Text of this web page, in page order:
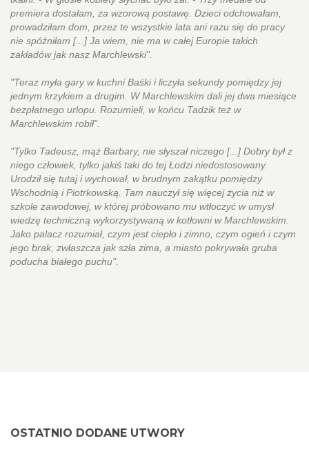
premiera dostałam, za wzorową postawę. Dzieci odchowałam,
prowadziłam dom, przez te wszystkie lata ani razu się do pracy
nie spóźniłam [...] Ja wiem, nie ma w całej Europie takich
zakładów jak nasz Marchlewski".
"Teraz myła gary w kuchni Baśki i liczyła sekundy pomiędzy jej
jednym krzykiem a drugim. W Marchlewskim dali jej dwa miesiące
bezpłatnego urlopu. Rozumieli, w końcu Tadzik też w
Marchlewskim robił".
"Tylko Tadeusz, mąż Barbary, nie słyszał niczego [...] Dobry był z
niego człowiek, tylko jakiś taki do tej Łodzi niedostosowany.
Urodził się tutaj i wychował, w brudnym zakątku pomiędzy
Wschodnią i Piotrkowską. Tam nauczył się więcej życia niż w
szkole zawodowej, w której próbowano mu wtłoczyć w umysł
wiedzę techniczną wykorzystywaną w kotłowni w Marchlewskim.
Jako palacz rozumiał, czym jest ciepło i zimno, czym ogień i czym
jego brak, zwłaszcza jak szła zima, a miasto pokrywała gruba
poducha białego puchu".
OSTATNIO DODANE UTWORY